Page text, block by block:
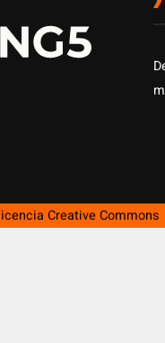
Creative Commons